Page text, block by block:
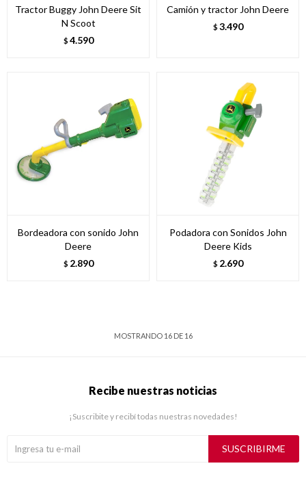
Tractor Buggy John Deere Sit
N Scoot
$ 4.590
Camión y tractor John Deere
$ 3.490
Bordeadora con sonido John
Deere
$ 2.890
Podadora con Sonidos John
Deere Kids
$ 2.690
MOSTRANDO 16DE 16
Recibe nuestras noticias
¡Suscribite y recibí todas nuestras novedades!
SUSCRIBIRME